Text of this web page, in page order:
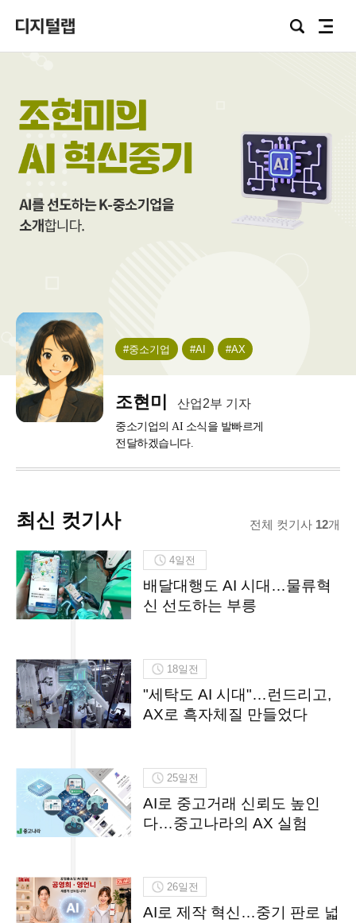
Focus
Lab
검
전
조
현
미
산
업
2
부
기
자
#중소기업 #AI #AX
조현미 산업2부 기자
중소기업의 AI 소식을 발빠르게
전달하겠습니다.
최신 컷기사 전체 컷기사 12개
4일전
배달대행도 AI 시대…물류혁
신 선도하는 부릉
18일전
"세탁도 AI 시대"…런드리고,
AX로 흑자체질 만들었다
25일전
AI로 중고거래 신뢰도 높인
다…중고나라의 AX 실험
26일전
AI로 제작 혁신…중기 판로 넓